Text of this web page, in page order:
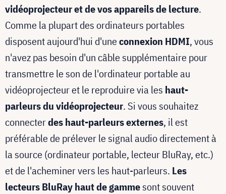
vidéoprojecteur et de vos appareils de lecture.
Comme la plupart des ordinateurs portables
disposent aujourd'hui d'uneconnexion HDMI, vous
n'avez pas besoin d'un câble supplémentaire pour
transmettre le son de l'ordinateur portable au
vidéoprojecteur et le reproduire via les haut-
parleurs du vidéoprojecteur. Si vous souhaitez
connecterdes haut-parleurs externes, il est
préférable de prélever le signal audio directement à
la source (ordinateur portable, lecteur BluRay, etc.)
et de l'acheminer vers les haut-parleurs. Les
lecteurs BluRay haut de gammesont souvent